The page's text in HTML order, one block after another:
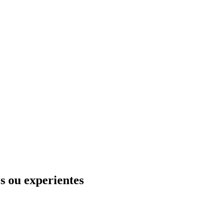
ou experientes